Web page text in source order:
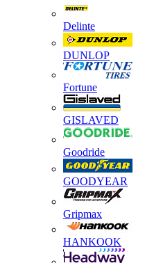
Delinte
DUNLOP
Fortune
GISLAVED
Goodride
GOODYEAR
Gripmax
HANKOOK